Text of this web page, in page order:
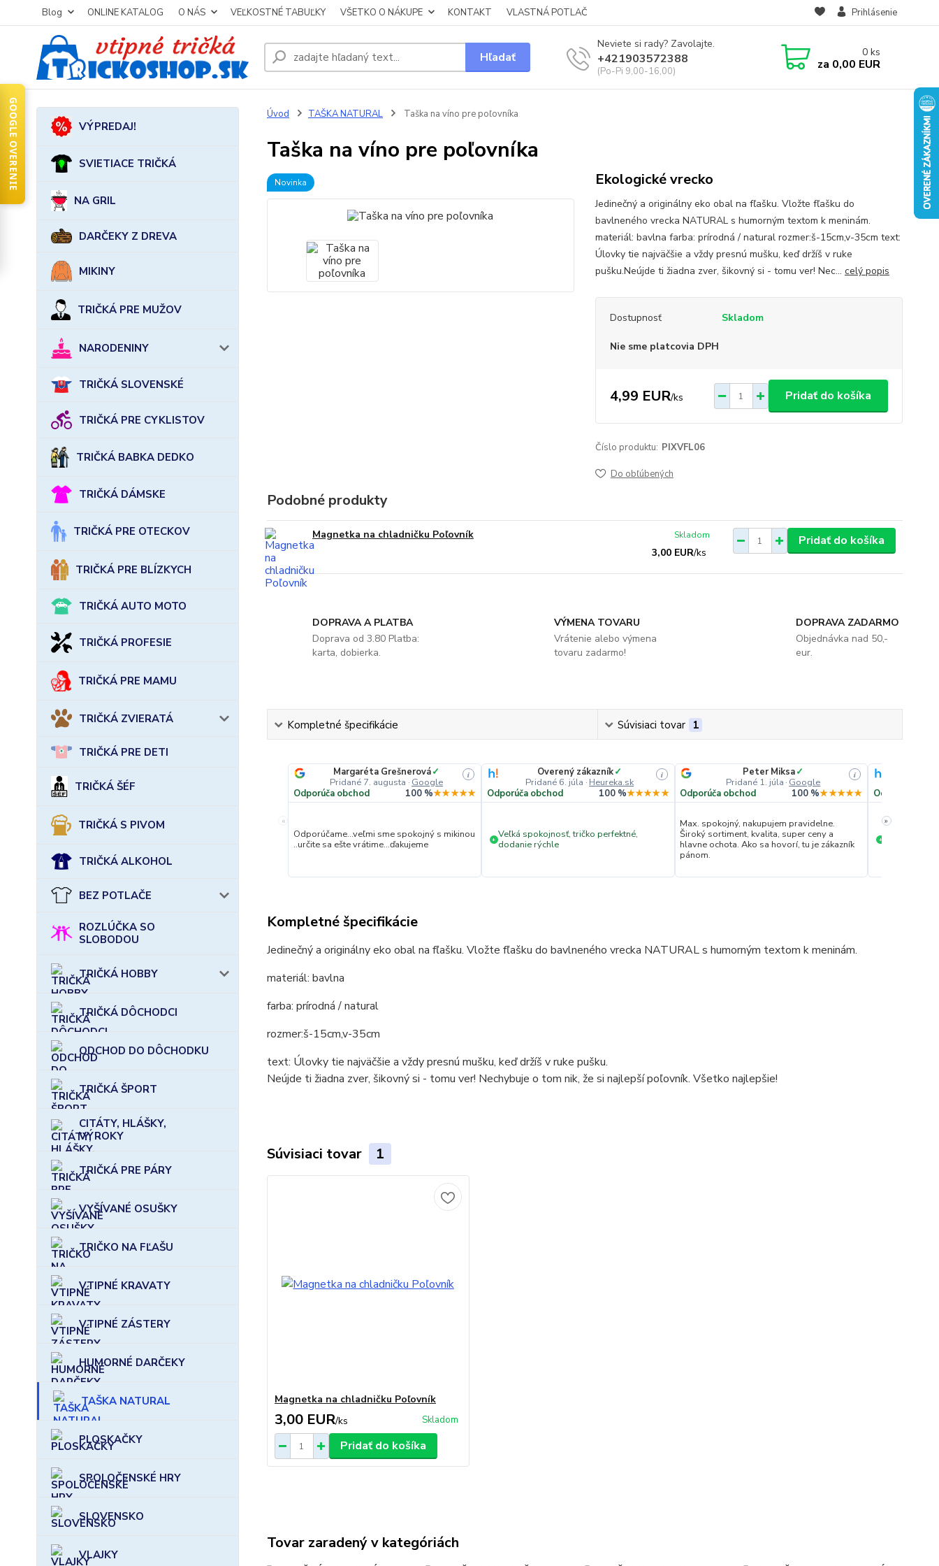
Blog ONLINE KATALOG O NÁS VEĽKOSTNÉ TABUĽKY VŠETKO O NÁKUPE KONTAKT VLASTNÁ POTLAČ Prihlásenie
Hľadať
Neviete si rady? Zavolajte.
+421903572388
(Po-Pi 9,00-16,00)
0 ks
za 0,00 EUR
VÝPREDAJ!
SVIETIACE TRIČKÁ
NA GRIL
DARČEKY Z DREVA
MIKINY
TRIČKÁ PRE MUŽOV
NARODENINY
TRIČKÁ SLOVENSKÉ
TRIČKÁ PRE CYKLISTOV
TRIČKÁ BABKA DEDKO
TRIČKÁ DÁMSKE
TRIČKÁ PRE OTECKOV
TRIČKÁ PRE BLÍZKYCH
TRIČKÁ AUTO MOTO
TRIČKÁ PROFESIE
TRIČKÁ PRE MAMU
TRIČKÁ ZVIERATÁ
TRIČKÁ PRE DETI
TRIČKÁ ŠÉF
TRIČKÁ S PIVOM
TRIČKÁ ALKOHOL
BEZ POTLAČE
ROZLÚČKA SO
SLOBODOU
TRIČKÁ HOBBY
TRIČKÁ DÔCHODCI
ODCHOD DO DÔCHODKU
TRIČKÁ ŠPORT
CITÁTY, HLÁŠKY,
VÝROKY
TRIČKÁ PRE PÁRY
VYŠÍVANÉ OSUŠKY
TRIČKO NA FĽAŠU
VTIPNÉ KRAVATY
VTIPNÉ ZÁSTERY
HUMORNÉ DARČEKY
TAŠKA NATURAL
PLOSKAČKY
SPOLOČENSKÉ HRY
SLOVENSKO
VLAJKY
Úvod TAŠKA NATURAL Taška na víno pre poľovníka
Taška na víno pre poľovníka
Novinka Ekologické vrecko
Jedinečný a originálny eko obal na fľašku. Vložte fľašku do
bavlneného vrecka NATURAL s humorným textom k meninám.
materiál: bavlna farba: prírodná / natural rozmer:š-15cm,v-35cm text:
Úlovky tie najväčšie a vždy presnú mušku, keď držíš v ruke
pušku.Neújde ti žiadna zver, šikovný si - tomu ver! Nec... celý popis
Dostupnosť Skladom
Nie sme platcovia DPH
4,99 EUR/ks Pridať do košíka
Číslo produktu: PIXVFL06
Do obľúbených
Podobné produkty
Magnetka na chladničku Poľovník
3,00 EUR/ks
Skladom Pridať do košíka
DOPRAVA A PLATBA
Doprava od 3.80 Platba:
karta, dobierka.
VÝMENA TOVARU
Vrátenie alebo výmena
tovaru zadarmo!
DOPRAVA ZADARMO
Objednávka nad 50,-
eur.
Kompletné špecifikácie Súvisiaci tovar 1
«
Margaréta Grešnerová✓
Pridané 7. augusta · Google
i
Odporúča obchod 100 %★★★★★
Odporúčame...veľmi sme spokojný s mikinou
..určite sa ešte vrátime...ďakujeme
Overený zákazník✓
Pridané 6. júla · Heureka.sk
i
Odporúča obchod 100 %★★★★★
+ Veľká spokojnosť, tričko perfektné,
dodanie rýchle
Peter Miksa✓
Pridané 1. júla · Google
i
Odporúča obchod 100 %★★★★★
Max. spokojný, nakupujem pravidelne.
Široký sortiment, kvalita, super ceny a
hlavne ochota. Ako sa hovorí, tu je zákazník
pánom.
Odporúča
+
»
Kompletné špecifikácie
Jedinečný a originálny eko obal na fľašku. Vložte fľašku do bavlneného vrecka NATURAL s humorným textom k meninám.
materiál: bavlna
farba: prírodná / natural
rozmer:š-15cm,v-35cm
text: Úlovky tie najväčšie a vždy presnú mušku, keď držíš v ruke pušku.
Neújde ti žiadna zver, šikovný si - tomu ver! Nechybuje o tom nik, že si najlepší poľovník. Všetko najlepšie!
Súvisiaci tovar 1
Magnetka na chladničku Poľovník
3,00 EUR/ks Skladom
Pridať do košíka
Tovar zaradený v kategóriách
GOOGLE OVERENIE